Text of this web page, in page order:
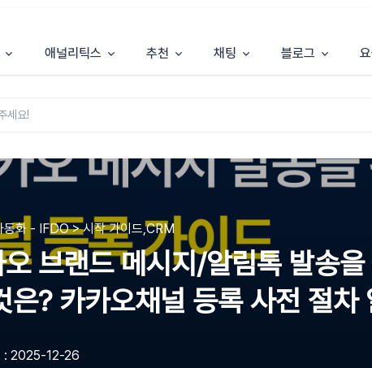
애널리틱스 추천 채팅 블로그
동화 - IFDO > 시작 가이드,CRM
브랜드 메시지/알림톡 발송
은? 카카오채널 등록 사전 절차
: 2025-12-26